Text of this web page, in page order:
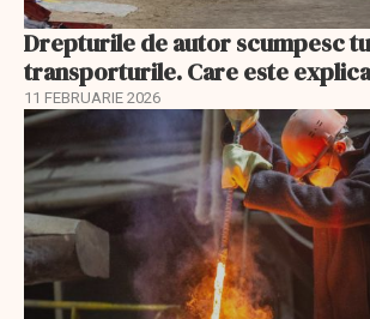
Drepturile de autor scumpesc
transporturile. Care este
11 FEBRUARIE 2026